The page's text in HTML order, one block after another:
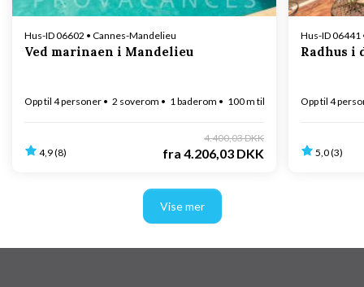
Hus-ID 06602 • Cannes-Mandelieu
Ved marinaen i Mandelieu
Opp til 4 personer 2 soverom 1 baderom 100 m til kysten
4,9 (8)
4.400,03 DKK
fra 4.206,03 DKK
Hus-ID 06441
Radhus i
Opp til 4
5,0 (3)
Vise mer